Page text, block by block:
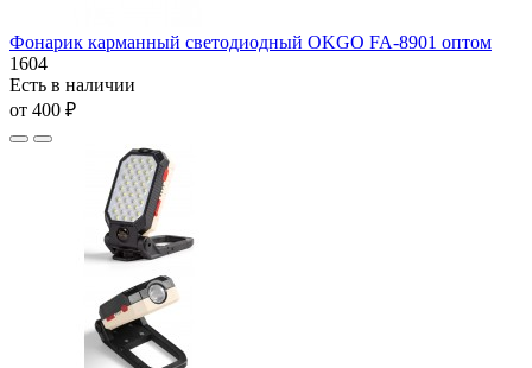
Фонарик карманный светодиодный OKGO FA-8901 оптом
1604
Есть в наличии
от 400 ₽